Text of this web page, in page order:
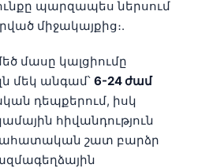
պարզապես ներսում
միջակայքից։.
մասը կալցիումը
մեկ անգամ՝ 6-24 ժամ
դեպքերում, իսկ
հիվանդություն
շատ բարձր